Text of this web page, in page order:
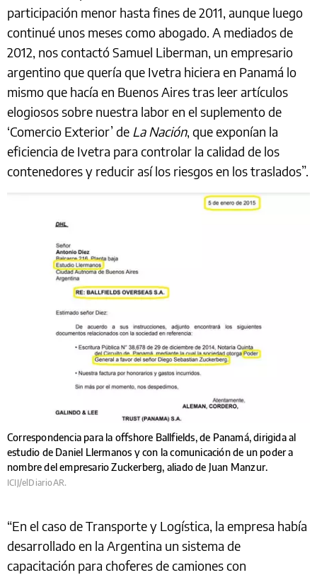
participación menor hasta fines de 2011, aunque luego
continué unos meses como abogado. A mediados de
2012, nos contactó Samuel Liberman, un empresario
argentino que quería que Ivetra hiciera en Panamá lo
mismo que hacía en Buenos Aires tras leer artículos
elogiosos sobre nuestra labor en el suplemento de
‘Comercio Exterior’ de La Nación, que exponían la
eficiencia de Ivetra para controlar la calidad de los
contenedores y reducir así los riesgos en los traslados”.
Correspondencia para la offshore Ballfields, de Panamá, dirigida al
estudio de Daniel Llermanos y con la comunicación de un poder a
nombre del empresario Zuckerberg, aliado de Juan Manzur.
ICIJ/elDiarioAR.
“En el caso de Transporte y Logística, la empresa había
desarrollado en la Argentina un sistema de
capacitación para choferes de camiones con